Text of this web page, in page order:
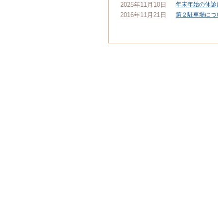
2025年11月10日 年末年始の休診
2016年11月21日 第２駐車場につ